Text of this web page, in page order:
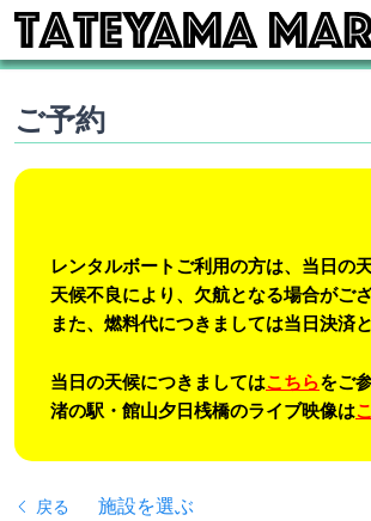
ご予約
レンタルボートご利用の方は、当日の
天候不良により、欠航となる場合がご
また、燃料代につきましては当日決済
当日の天候につきましてはこちらをご
渚の駅・館山夕日桟橋のライブ映像は
戻る 施設を選ぶ